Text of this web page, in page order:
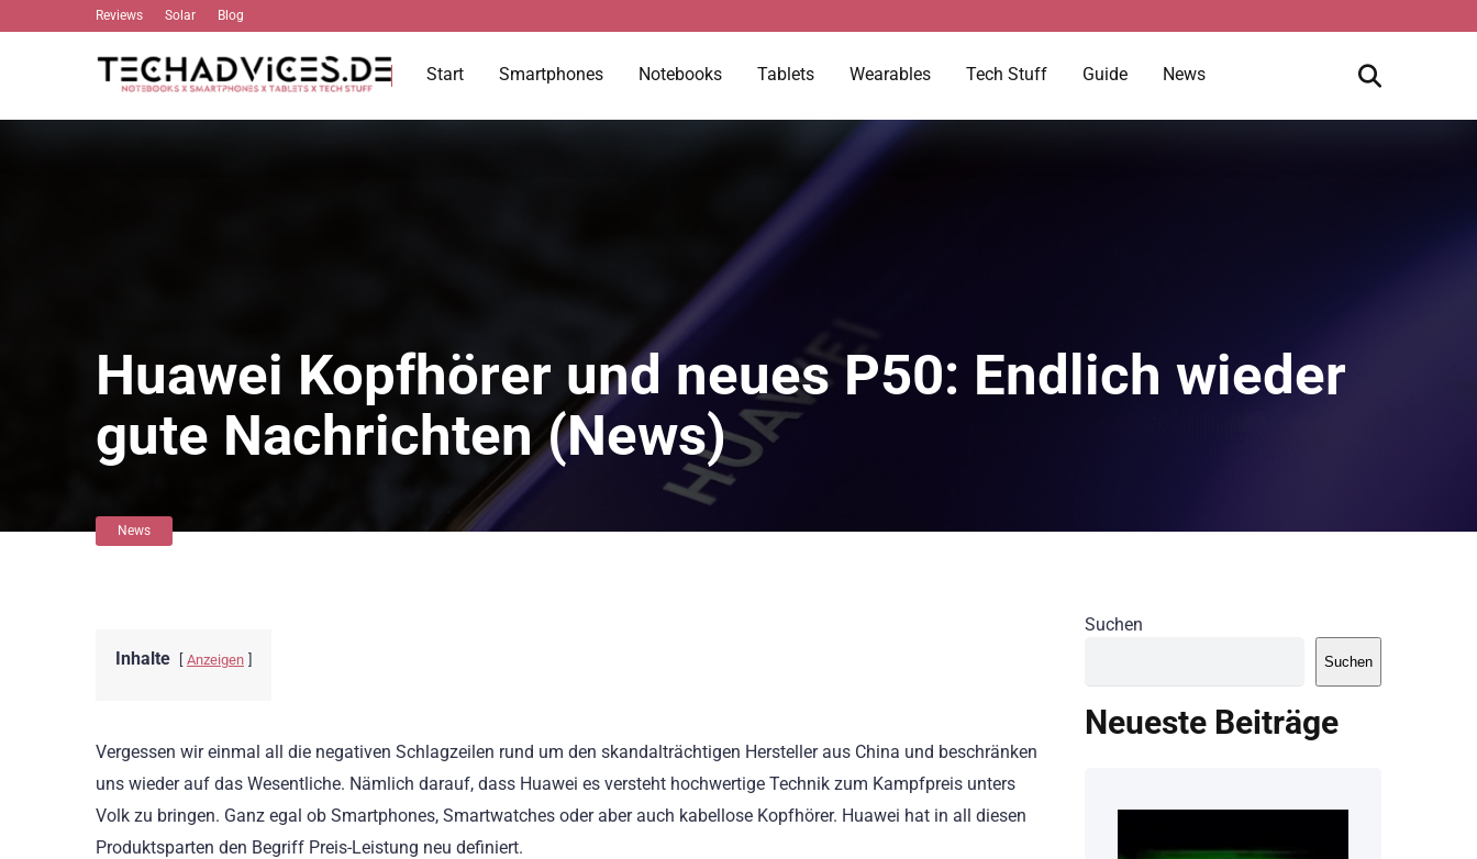
Reviews Solar Blog
Start Smartphones Notebooks Tablets Wearables Tech Stuff Guide News
Huawei Kopfhörer und neues P50: Endlich wieder
gute Nachrichten (News)
News
Inhalte Anzeigen
Vergessen wir einmal all die negativen Schlagzeilen rund um den skandalträchtigen Hersteller aus China und beschränken
uns wieder auf das Wesentliche. Nämlich darauf, dass Huawei es versteht hochwertige Technik zum Kampfpreis unters
Volk zu bringen. Ganz egal ob Smartphones, Smartwatches oder aber auch kabellose Kopfhörer. Huawei hat in all diesen
Produktsparten den Begriff Preis-Leistung neu definiert.
Suchen
Suchen
Neueste Beiträge